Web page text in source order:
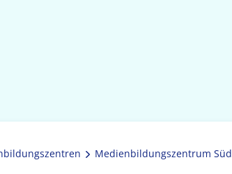
Medienbildungszentrum Süd